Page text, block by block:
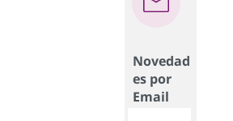
Novedad
es por
Email